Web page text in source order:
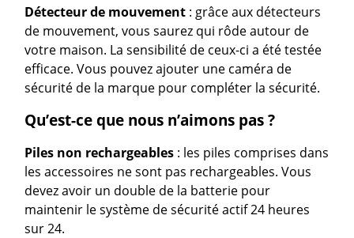
Détecteur de mouvement : grâce aux détecteurs
de mouvement, vous saurez qui rôde autour de
votre maison. La sensibilité de ceux-ci a été testée
efficace. Vous pouvez ajouter une caméra de
sécurité de la marque pour compléter la sécurité.
Qu’est-ce que nous n’aimons pas ?
Piles non rechargeables : les piles comprises dans
les accessoires ne sont pas rechargeables. Vous
devez avoir un double de la batterie pour
maintenir le système de sécurité actif 24 heures
sur 24.